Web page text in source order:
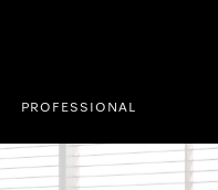
PROFESSIONAL